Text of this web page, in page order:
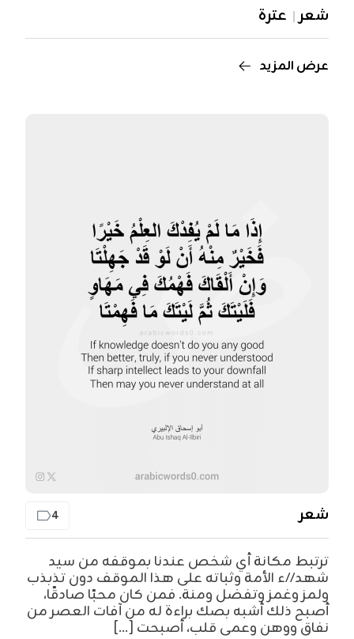
شعر عترة
عرض المزيد
شعر 4
ترتبط مكانة أي شخص عندنا بموقفه من سيد
شهد//ء الأمة وثباته على هذا الموقف دون تذبذب
ولمز وغمز وتفضل ومنة. فمن كان محبًا صادقًا،
أصبح ذلك أشبه بصك براءة له من آفات العصر من
نفاق ووهن وعمى قلب، أصبحت [...]